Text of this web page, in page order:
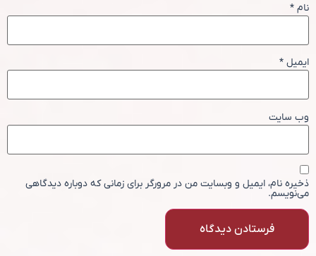
نام *
ایمیل *
وب‌ سایت
ذخیره نام، ایمیل و وبسایت من در مرورگر برای زمانی که دوباره دیدگاهی
می‌نویسم.